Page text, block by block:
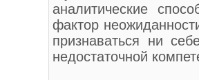
аналитические
фактор
признаваться ни
недостаточной